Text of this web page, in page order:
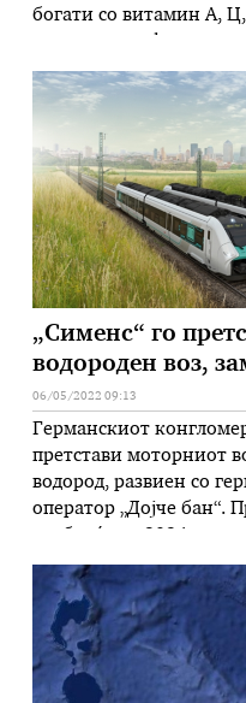
богати со витамин А,
причините зошто
секојдневното мени…
имунолошкиот
„Сименс“ го
водороден воз,
06/05/2022 09:13
Германскиот
претстави моторниот
водород, развиен со
оператор „Дојче бан“.
транспорт. Возот
возовите (шинобусите)
соопшти „Дојче бан“.
„Мирео плус X“ работи